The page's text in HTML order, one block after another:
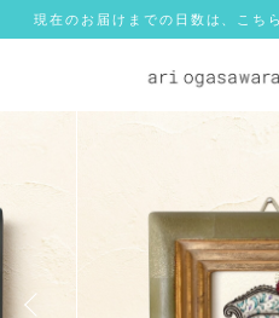
現在のお届けまでの日数は、こ